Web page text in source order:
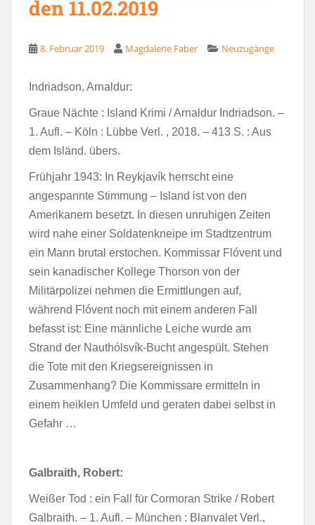
den 11.02.2019
8. Februar 2019 Magdalene Faber Neuzugänge
Indriadson, Arnaldur:
Graue Nächte : Island Krimi / Arnaldur Indriadson. –
1. Aufl. – Köln : Lübbe Verl. , 2018. – 413 S. : Aus
dem Isländ. übers.
Frühjahr 1943: In Reykjavík herrscht eine
angespannte Stimmung – Island ist von den
Amerikanern besetzt. In diesen unruhigen Zeiten
wird nahe einer Soldatenkneipe im Stadtzentrum
ein Mann brutal erstochen. Kommissar Flóvent und
sein kanadischer Kollege Thorson von der
Militärpolizei nehmen die Ermittlungen auf,
während Flóvent noch mit einem anderen Fall
befasst ist: Eine männliche Leiche wurde am
Strand der Nauthólsvík-Bucht angespült. Stehen
die Tote mit den Kriegsereignissen in
Zusammenhang? Die Kommissare ermitteln in
einem heiklen Umfeld und geraten dabei selbst in
Gefahr …
Galbraith, Robert:
Weißer Tod : ein Fall für Cormoran Strike / Robert
Galbraith. – 1. Aufl. – München : Blanvalet Verl.,